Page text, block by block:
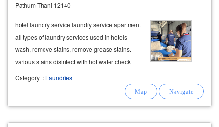
Pathum Thani 12140
​ hotel laundry service laundry service apartment
all types of laundry services used in hotels
wash, remove stains, remove grease stains.
various stains disinfect with hot water check
Category : Laundries